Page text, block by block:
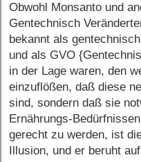
Obwohl Monsanto und
Gentechnisch
bekannt als
und als GVO
in der Lage waren, den
einzuflößen, daß diese
sind, sondern daß sie
Ernährungs-
gerecht zu werden, ist
Illusion, und er beruht